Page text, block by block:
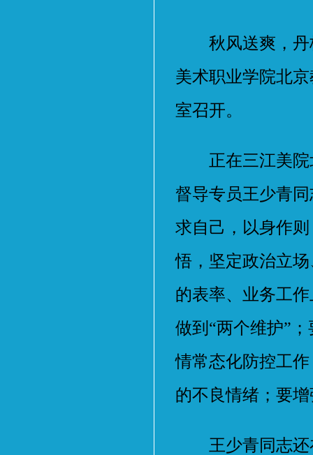
秋风送爽，丹桂
美术职业学院北
室召开。
正在三江美院
督导专员王少青
求自己，以身作
悟，坚定政治立
的表率、业务工
做到“两个维护”
情常态化防控工
的不良情绪；要
王少青同志还